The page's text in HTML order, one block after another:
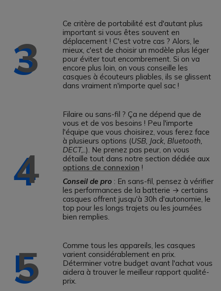
3
Ce critère de portabilité est d'autant plus
important si vous êtes souvent en
déplacement ! C'est votre cas ? Alors, le
mieux, c'est de choisir un modèle plus léger
pour éviter tout encombrement. Si on va
encore plus loin, on vous conseille les
casques à écouteurs pliables, ils se glissent
dans vraiment n'importe quel sac !
4
Filaire ou sans-fil ? Ça ne dépend que de
vous et de vos besoins ! Peu l'importe
l'équipe que vous choisirez, vous ferez face
à plusieurs options (USB, Jack, Bluetooth,
DECT,..). Ne prenez pas peur, on vous
détaille tout dans notre section dédiée aux
options de connexion !
Conseil de pro : En sans-fil, pensez à vérifier
les performances de la batterie → certains
casques offrent jusqu'à 30h d'autonomie, le
top pour les longs trajets ou les journées
bien remplies.
5
Comme tous les appareils, les casques
varient considérablement en prix.
Déterminer votre budget avant l'achat vous
aidera à trouver le meilleur rapport qualité-
prix.